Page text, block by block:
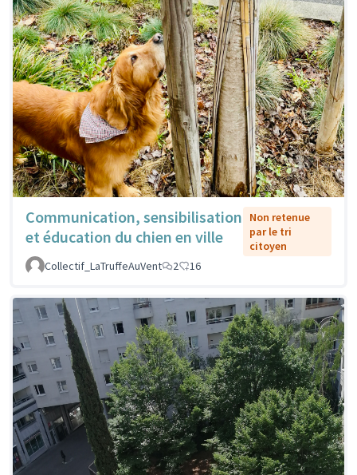
Communication, sensibilisation
et éducation du chien en ville
Non retenue
par le tri
citoyen
Collectif_LaTruffeAuVent
2 16